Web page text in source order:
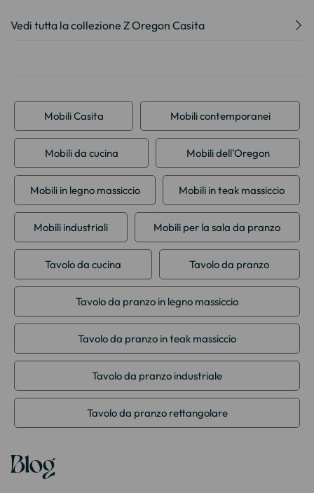
Vedi tutta la collezione Z Oregon Casita
Mobili Casita Mobili contemporanei
Mobili da cucina Mobili dell'Oregon
Mobili in legno massiccio Mobili in teak massiccio
Mobili industriali Mobili per la sala da pranzo
Tavolo da cucina Tavolo da pranzo
Tavolo da pranzo in legno massiccio
Tavolo da pranzo in teak massiccio
Tavolo da pranzo industriale
Tavolo da pranzo rettangolare
Blog